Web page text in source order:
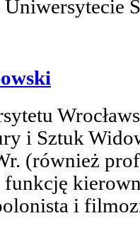
i Sztuk
(również
funkcję
i